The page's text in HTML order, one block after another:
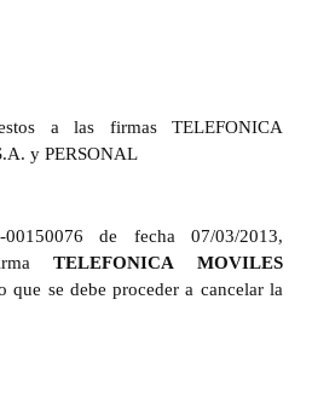
a las firmas TELEFONICA
y PERSONAL
de fecha 07/03/2013,
TELEFONICA MOVILES
que se debe proceder a cancelar la